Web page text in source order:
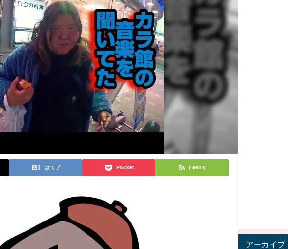
はてブ Pocket Feedly
アーカイブ